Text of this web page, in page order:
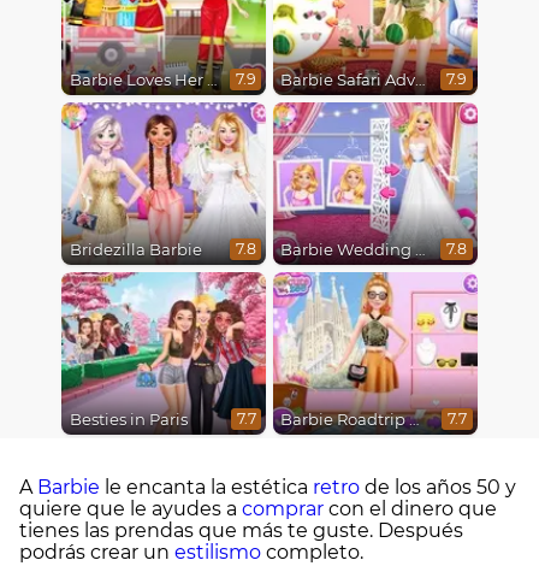
Barbie Loves Her Job 7.9 Barbie Safari Adventure 7.9
Bridezilla Barbie 7.8 Barbie Wedding Fun 7.8
Besties in Paris 7.7 Barbie Roadtrip Adventure 7.7
A Barbie le encanta la estética retro de los años 50 y
quiere que le ayudes a comprar con el dinero que
tienes las prendas que más te guste. Después
podrás crear un estilismo completo.